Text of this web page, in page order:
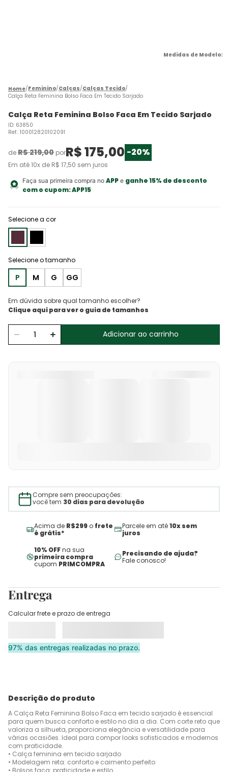
Feminino Calças Calças Tecido
Calça Reta Feminina Bolso Faca Em Tecido Sarjado
Calça Reta Feminina Bolso Faca Em Tecido Sarjado
ID: 63850
Ref.: 100012820102091
deR$219,00 porR$175,00 -20%
Em até10x de R$ 17,50 sem juros
Faça sua primeira compra no APPe ganhe 15% de desconto
com o cupom:APP15
Selecione a cor
P M G GG
Em dúvida sobre qual tamanho escolher?
Adicionar ao carrinho
Compre sem preocupações:
você tem 30 dias para devolução
Acima de R$299 o frete
é grátis*
Parcele em até10x sem
juros
10% OFFna sua
primeira compra
cupom PRIMCOMPRA
Precisando de ajuda?
Fale conosco!
Entrega
Calcular frete e prazo de entrega
97% das entregas realizadas no prazo.
Descrição do produto
A Calça Reta Feminina Bolso Faca em tecido sarjado é essencial
para quem busca conforto e estilo no dia a dia. Com corte reto que
valoriza a silhueta, proporciona elegância e versatilidade para
várias ocasiões. Ideal para compor looks sofisticados e modernos
com praticidade.
• Calça feminina em tecido sarjado
• Modelagem reta: conforto e caimento perfeito